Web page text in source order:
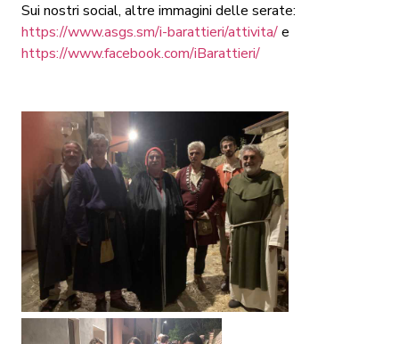
Sui nostri social, altre immagini delle serate:
https://www.asgs.sm/i-barattieri/attivita/e
https://www.facebook.com/iBarattieri/